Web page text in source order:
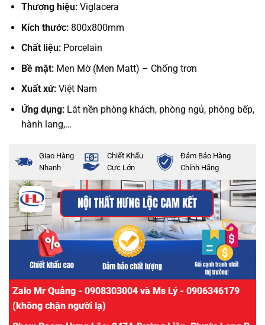
Thương hiệu:Viglacera
Kích thước:800x800mm
Chất liệu:Porcelain
Bề mặt:Men Mờ (Men Matt) – Chống trơn
Xuất xứ:Việt Nam
Ứng dụng:Lát nền phòng khách, phòng ngủ, phòng bếp,
hành lang,…
Giao Hàng
Nhanh
Chiết Khấu
Cực Lớn
Đảm Bảo Hàng
Chính Hãng
Zalo Mr Quảng - 0908303004 và Ms Lý - 0906346179
(không chặn người lạ)